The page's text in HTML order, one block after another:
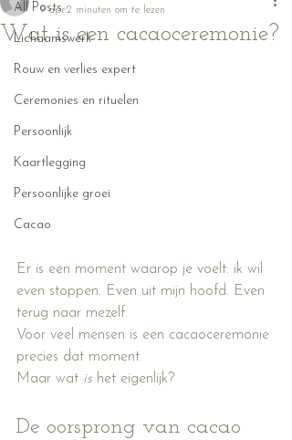
All Posts
Lichaamswerk
Rouw en verlies expert
Ceremonies en rituelen
Persoonlijk
Kaartlegging
Persoonlijke groei
Cacao
Wat is een cacaoceremonie?
9 apr2 minuten om te lezen
Er is een moment waarop je voelt: ik wil
even stoppen. Even uit mijn hoofd. Even
terug naar mezelf.
Voor veel mensen is een cacaoceremonie
precies dat moment.
Maar wat is het eigenlijk?
De oorsprong van cacao